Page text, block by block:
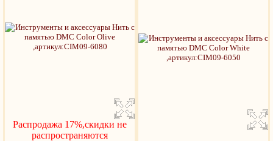
Распродажа 17%,скидки не
распространяются